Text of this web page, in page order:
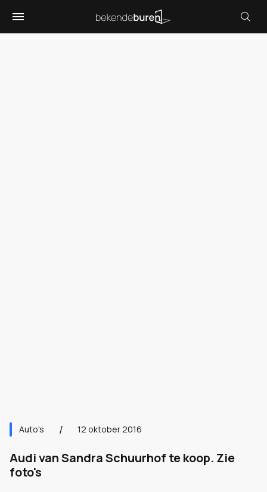
Auto's 12 oktober 2016
Audi van Sandra Schuurhof te koop. Zie
foto's